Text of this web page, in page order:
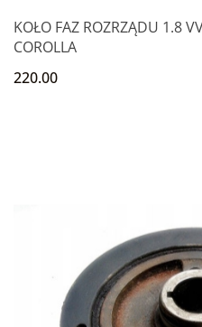
KOŁO FAZ ROZRZĄDU 1.8
COROLLA
220.00